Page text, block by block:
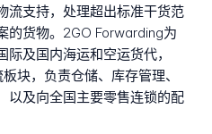
流支持，处理超出标准干货范
的货物。2GO Forwarding为
及国内海运和空运货代，
块，负责仓储、库存管理、
以及向全国主要零售连锁的配